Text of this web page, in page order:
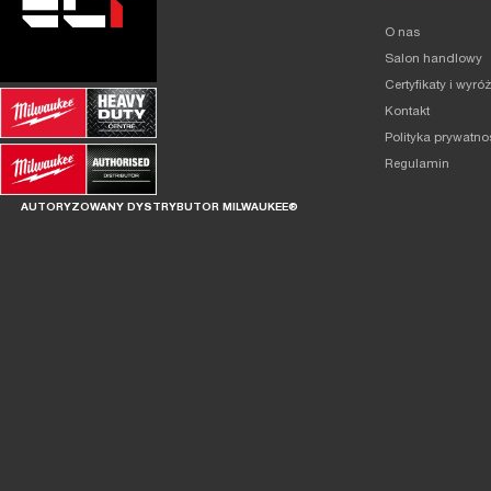
AUTORYZOWANY DYSTRYBUTOR MILWAUKEE®
O nas
Salon handlowy
Certyfikaty i
Kontakt
Polityka
Regulamin